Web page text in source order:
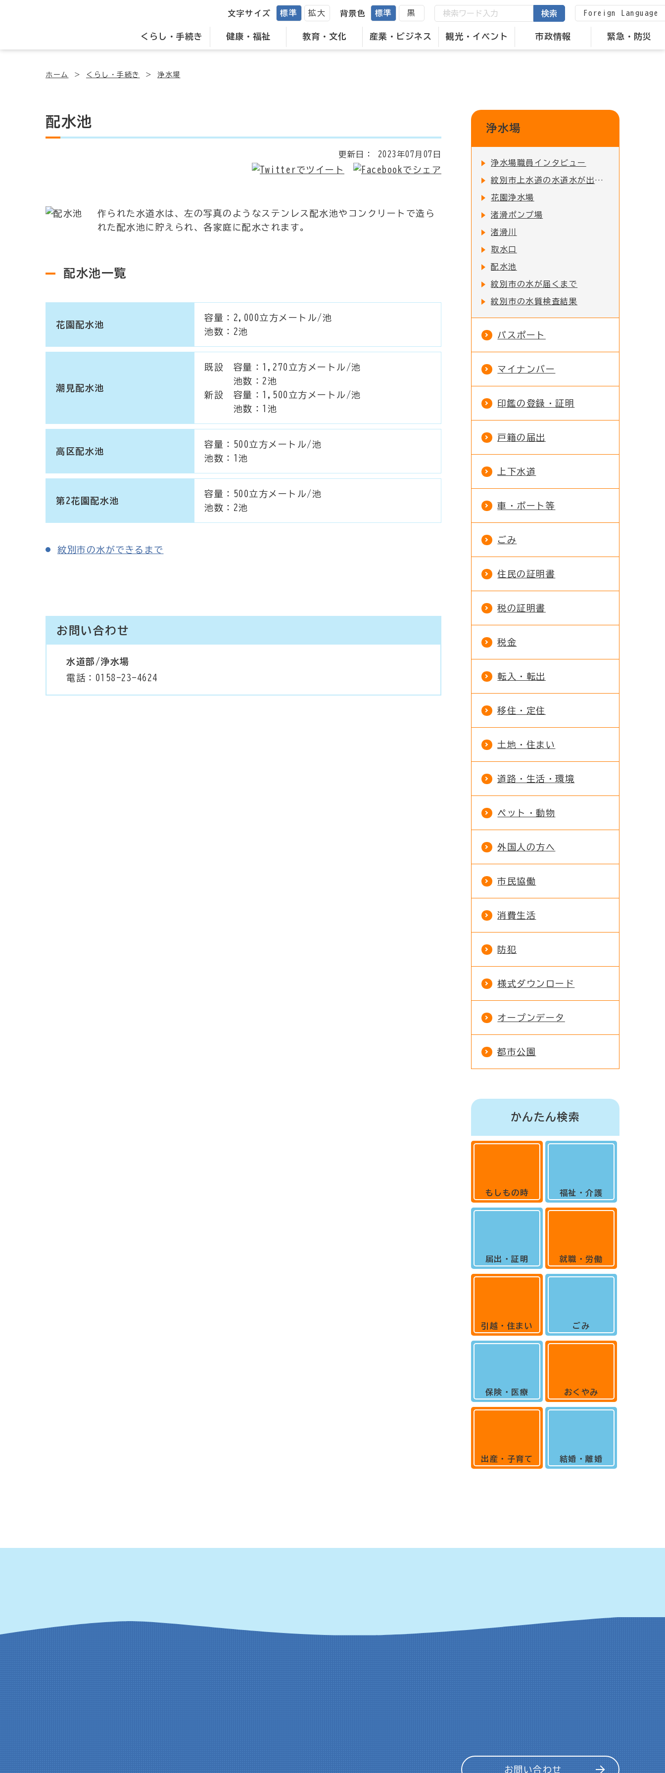
くらし・手続き 健康・福祉 教育・文化 産業・ビジネス 観光・イベント 市政情報 緊急・防災
文字サイズ 標準 拡大 背景色 標準 黒 検索 Foreign Language
ホーム くらし・手続き 浄水場
配水池
更新日： 2023年07月07日
作られた水道水は、左の写真のようなステンレス配水池やコンクリートで造ら
れた配水池に貯えられ、各家庭に配水されます。
配水池一覧
花園配水池
容量：2,000立方メートル/池
池数：2池
潮見配水池
既設 容量：1,270立方メートル/池
池数：2池
新設 容量：1,500立方メートル/池
池数：1池
高区配水池
容量：500立方メートル/池
池数：1池
第2花園配水池
容量：500立方メートル/池
池数：2池
紋別市の水ができるまで
お問い合わせ
水道部/浄水場
電話：0158-23-4624
浄水場
浄水場職員インタビュー
紋別市上水道の水道水が出来るまで
花園浄水場
渚滑ポンプ場
渚滑川
取水口
配水池
紋別市の水が届くまで
紋別市の水質検査結果
パスポート
マイナンバー
印鑑の登録・証明
戸籍の届出
上下水道
車・ボート等
ごみ
住民の証明書
税の証明書
税金
転入・転出
移住・定住
土地・住まい
道路・生活・環境
ペット・動物
外国人の方へ
市民協働
消費生活
防犯
様式ダウンロード
オープンデータ
都市公園
かんたん検索
もしもの時
届出・証明
引越・住まい
保険・医療
出産・子育て
福祉・介護
就職・労働
ごみ
おくやみ
結婚・離婚
お問い合わせ